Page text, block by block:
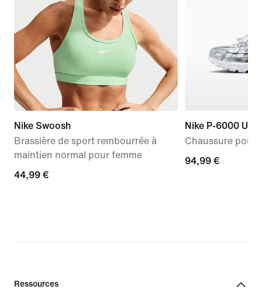
Nike Swoosh
Brassière de sport rembourrée à
maintien normal pour femme
44,99 €
44,99 €
Nike P-6000
Chaussure pour
94,99 €
94,99 €
Ressources